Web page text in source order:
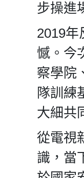
步操進
2019年
憾。今
察學院
隊訓練
大細共
從電視
識，當